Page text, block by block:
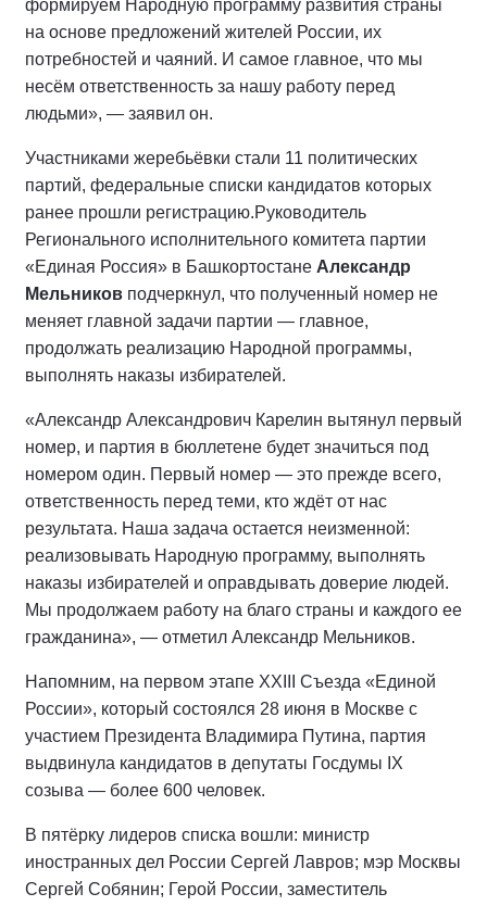
формируем Народную программу развития страны
на основе предложений жителей России, их
потребностей и чаяний. И самое главное, что мы
несём ответственность за нашу работу перед
людьми», — заявил он.
Участниками жеребьёвки стали 11 политических
партий, федеральные списки кандидатов которых
ранее прошли регистрацию.Руководитель
Регионального исполнительного комитета партии
«Единая Россия» в Башкортостане Александр
Мельников подчеркнул, что полученный номер не
меняет главной задачи партии — главное,
продолжать реализацию Народной программы,
выполнять наказы избирателей.
«Александр Александрович Карелин вытянул первый
номер, и партия в бюллетене будет значиться под
номером один. Первый номер — это прежде всего,
ответственность перед теми, кто ждёт от нас
результата. Наша задача остается неизменной:
реализовывать Народную программу, выполнять
наказы избирателей и оправдывать доверие людей.
Мы продолжаем работу на благо страны и каждого ее
гражданина», — отметил Александр Мельников.
Напомним, на первом этапе XXIII Съезда «Единой
России», который состоялся 28 июня в Москве с
участием Президента Владимира Путина, партия
выдвинула кандидатов в депутаты Госдумы IX
созыва — более 600 человек.
В пятёрку лидеров списка вошли: министр
иностранных дел России Сергей Лавров; мэр Москвы
Сергей Собянин; Герой России, заместитель